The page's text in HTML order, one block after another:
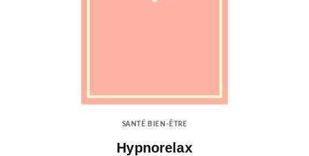
SANTÉ BIEN-ÊTRE
Hypnorelax